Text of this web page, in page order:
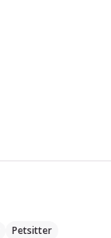
Petsitter